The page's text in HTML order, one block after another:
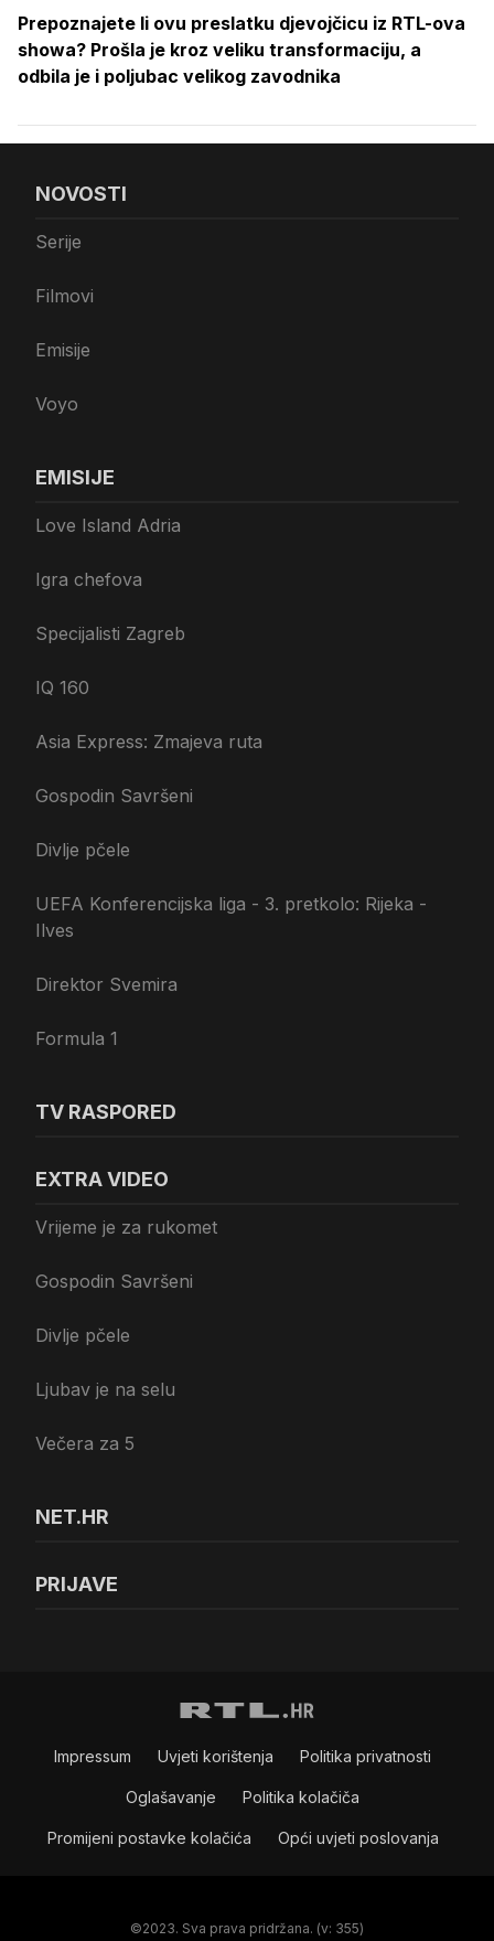
Prepoznajete li ovu preslatku djevojčicu iz RTL-ova
showa? Prošla je kroz veliku transformaciju, a
odbila je i poljubac velikog zavodnika
NOVOSTI
Serije
Filmovi
Emisije
Voyo
EMISIJE
Love Island Adria
Igra chefova
Specijalisti Zagreb
IQ 160
Asia Express: Zmajeva ruta
Gospodin Savršeni
Divlje pčele
UEFA Konferencijska liga - 3. pretkolo: Rijeka -
Ilves
Direktor Svemira
Formula 1
TV RASPORED
EXTRA VIDEO
Vrijeme je za rukomet
Gospodin Savršeni
Divlje pčele
Ljubav je na selu
Večera za 5
NET.HR
PRIJAVE
Impressum Uvjeti korištenja Politika privatnosti
Oglašavanje Politika kolačiča
Promijeni postavke kolačića Opći uvjeti poslovanja
©2023. Sva prava pridržana. (v: 355)